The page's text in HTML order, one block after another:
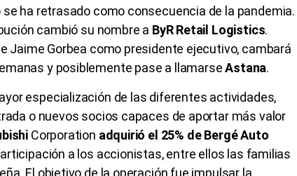
se ha retrasado como consecuencia de la pandemia.
cambió su nombre a ByR Retail Logistics.
Jaime Gorbea como presidente ejecutivo, cambará
y posiblemente pase a llamarseAstana.
especialización de las diferentes actividades,
o nuevos socios capaces de aportar más valor
Corporation adquirió el 25% de Bergé Auto
a los accionistas, entre ellos las familias
El objetivo de la operación fue impulsar la